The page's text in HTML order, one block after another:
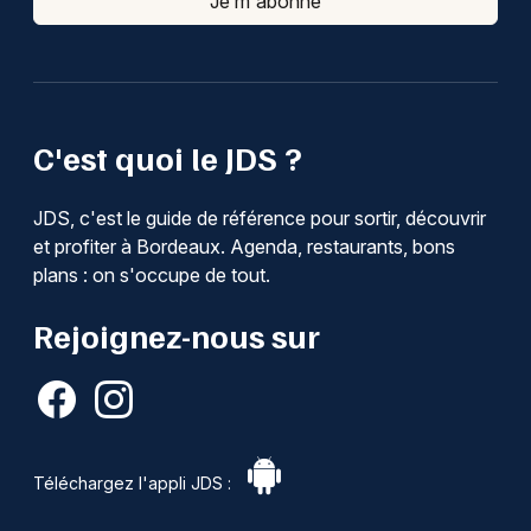
C'est quoi le JDS ?
JDS, c'est le guide de référence pour sortir, découvrir
et profiter à Bordeaux. Agenda, restaurants, bons
plans : on s'occupe de tout.
Rejoignez-nous sur
Téléchargez l'appli JDS :